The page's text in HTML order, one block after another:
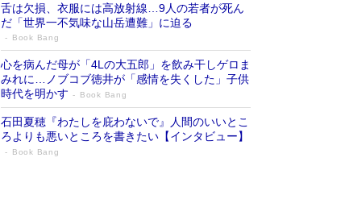
舌は欠損、衣服には高放射線…9人の若者が死ん
だ「世界一不気味な山岳遭難」に迫る
Book Bang
心を病んだ母が「4Lの大五郎」を飲み干しゲロま
みれに…ノブコブ徳井が「感情を失くした」子供
時代を明かす
Book Bang
石田夏穂『わたしを庇わないで』人間のいいとこ
ろよりも悪いところを書きたい【インタビュー】
Book Bang